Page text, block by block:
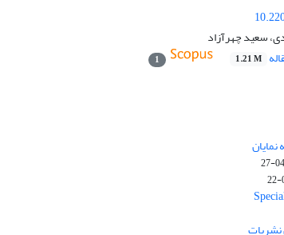
سعید چهرآزاد
1.21 M
1
نشریات